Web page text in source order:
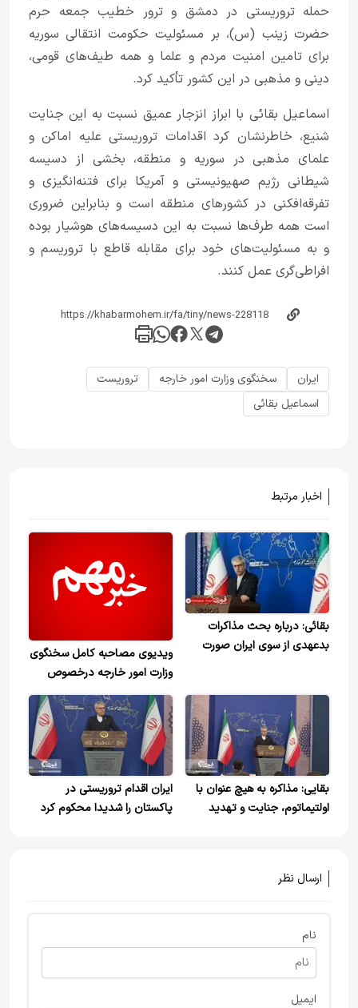
حمله تروریستی در دمشق و ترور خطیب جمعه حرم
حضرت زینب (س)، بر مسئولیت حکومت انتقالی سوریه
برای تامین امنیت مردم و علما و همه طیف‌های قومی،
دینی و مذهبی در این کشور تأکید کرد.
اسماعیل بقائی با ابراز انزجار عمیق نسبت به این جنایت
شنیع، خاطرنشان کرد اقدامات تروریستی علیه اماکن و
علمای مذهبی در سوریه و منطقه، بخشی از دسیسه
شیطانی رژیم صهیونیستی و آمریکا برای فتنه‌انگیزی و
تفرقه‌افکنی در کشورهای منطقه است و بنابراین ضروری
است همه طرف‌ها نسبت به این دسیسه‌های هوشیار بوده
و به مسئولیت‌های خود برای مقابله قاطع با تروریسم و
افراطی‌گری عمل کنند.
ایران سخنگوی وزارت امور خارجه
تروریست
اسماعیل بقائی
اخبار مرتبط
بقائی: درباره بحث مذاکرات
بدعهدی از سوی ایران صورت
ویدیوی مصاحبه کامل سخنگوی
وزارت امور خارجه درخصوص
طولانی ترین دور مذاکرات با
آمریکا
بقایی: مذاکره به هیچ عنوان با
اولتیماتوم، جنایت و تهدید
ایران اقدام تروریستی در
پاکستان را شدیدا محکوم کرد
ارسال نظر
نام
ایمیل